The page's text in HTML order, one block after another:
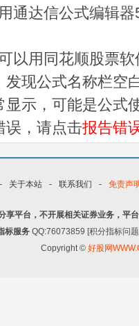
通达信公式编辑
以用同花顺股票
现公式名称栏空
示，可能是公式
误，请点击报告错
- 关于本站 - 联系我们 - 免责声
享平台，不开展相关证券业务，平
标服务 QQ:76073859 [积分指标问
Copyright © 好股网